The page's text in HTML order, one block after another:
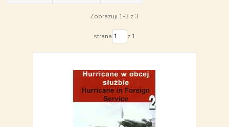
Zobrazuji 1-3 z 3
strana z 1